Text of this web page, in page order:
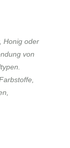
Honig oder
von